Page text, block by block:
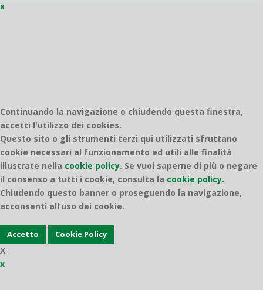
x
Continuando la navigazione o chiudendo questa finestra,
accetti l'utilizzo dei cookies.
Questo sito o gli strumenti terzi qui utilizzati sfruttano
cookie necessari al funzionamento ed utili alle finalità
illustrate nella cookie policy. Se vuoi saperne di più o negare
il consenso a tutti i cookie, consulta la cookie policy.
Chiudendo questo banner o proseguendo la navigazione,
acconsenti all’uso dei cookie.
Accetto Cookie Policy
X
x